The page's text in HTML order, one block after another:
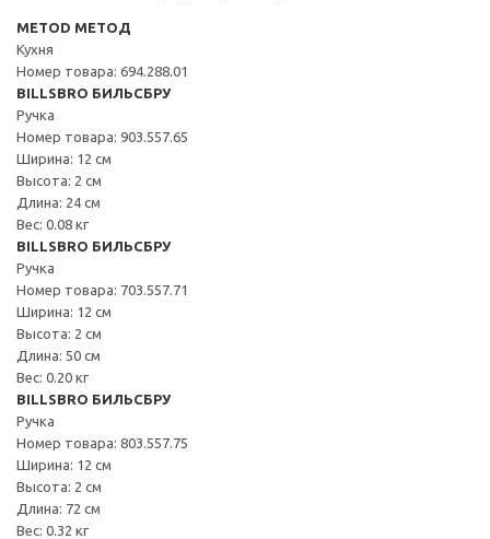
METOD МЕТОД
Кухня
Номер товара: 694.288.01
BILLSBRO БИЛЬСБРУ
Ручка
Номер товара: 903.557.65
Ширина: 12 см
Высота: 2 см
Длина: 24 см
Вес: 0.08 кг
BILLSBRO БИЛЬСБРУ
Ручка
Номер товара: 703.557.71
Ширина: 12 см
Высота: 2 см
Длина: 50 см
Вес: 0.20 кг
BILLSBRO БИЛЬСБРУ
Ручка
Номер товара: 803.557.75
Ширина: 12 см
Высота: 2 см
Длина: 72 см
Вес: 0.32 кг